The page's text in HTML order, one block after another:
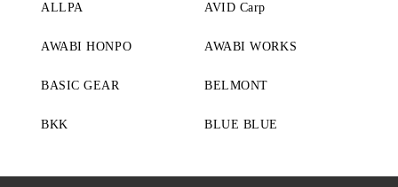
ALLPA AVID Carp
AWABI HONPO AWABI WORKS
BASIC GEAR BELMONT
BKK BLUE BLUE